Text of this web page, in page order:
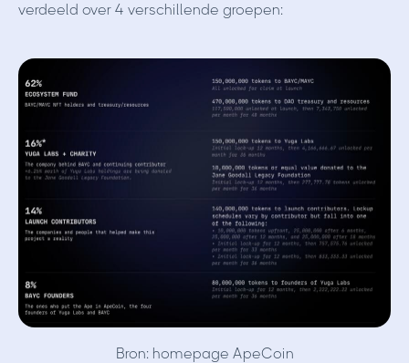
verdeeld over 4 verschillende groepen:
Bron: homepage ApeCoin